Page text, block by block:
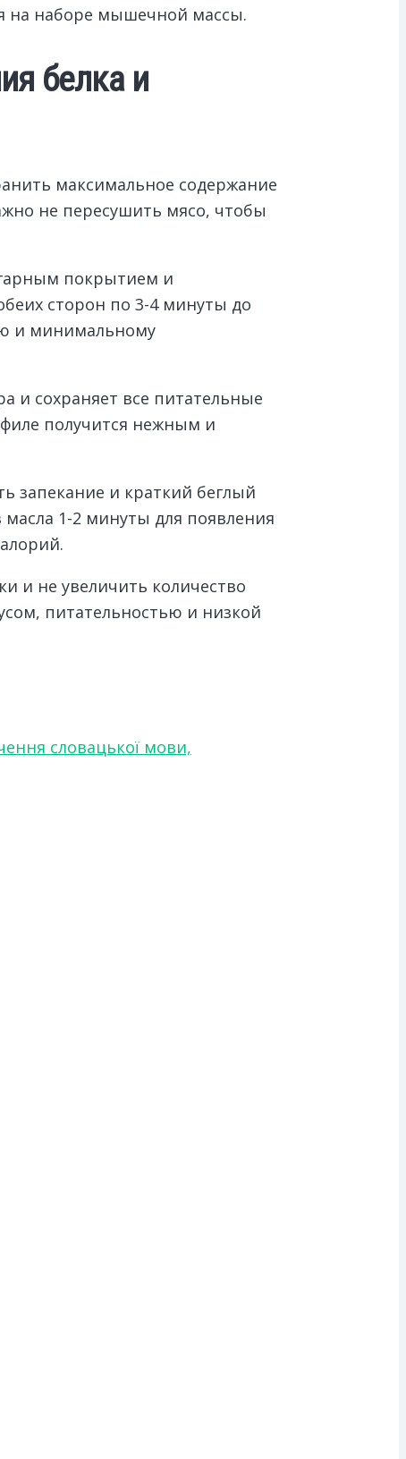
на наборе мышечной массы.
белка и
максимальное содержание
не пересушить мясо, чтобы
покрытием и
сторон по 3-4 минуты до
и минимальному
и сохраняет все питательные
получится нежным и
запекание и краткий беглый
1-2 минуты для появления
и не увеличить количество
питательностью и низкой
словацької мови,